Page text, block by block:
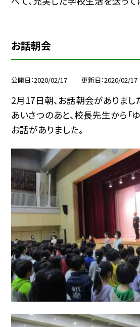
お話朝会
公開日 2020/02/17 更新日 2020/02/17
2月17日朝、お話朝会がありまし
あいさつのあと、校長先生から「
お話がありました。